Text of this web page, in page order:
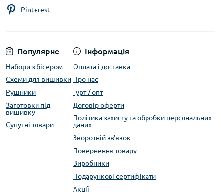
Популярне
Набори з бісером
Схеми для вишивки
Рушники
Заготовки під
вишивку
Супутні товари
Інформація
Оплата і доставка
Про нас
Гурт / опт
Договір оферти
Політика захисту та обробки персональних
даних
Зворотній зв'язок
Повернення товару
Виробники
Подарункові сертифікати
Акції
Pinterest